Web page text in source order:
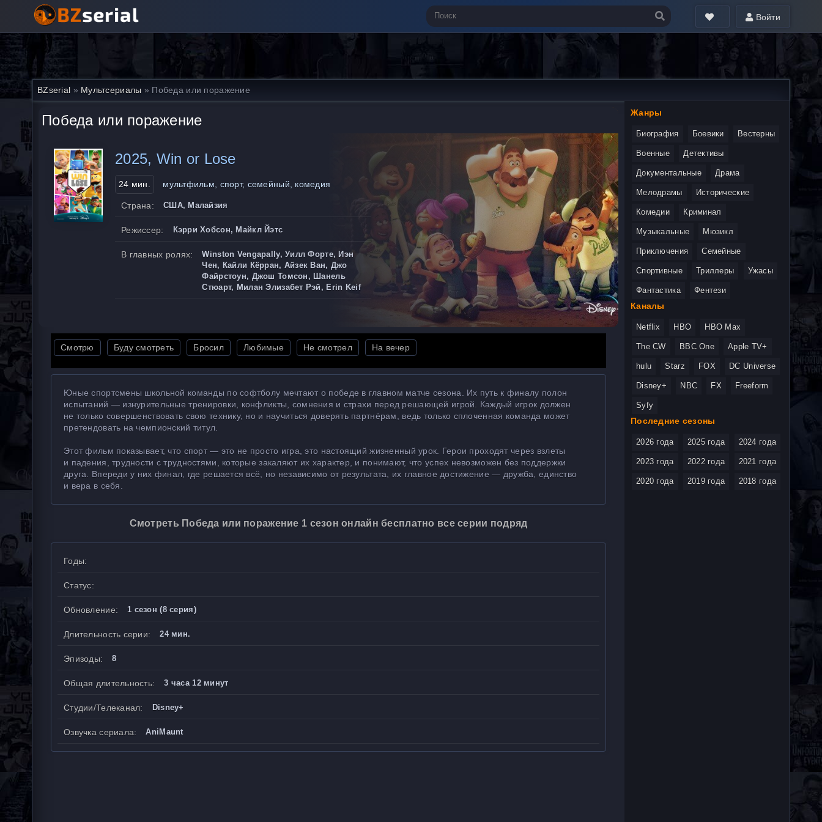
Войти
BZserial » Мультсериалы » Победа или поражение
Победа или поражение
2025, Win or Lose
24 мин. мультфильм, спорт, семейный, комедия
Страна: США, Малайзия
Режиссер: Кэрри Хобсон, Майкл Йэтс
В главных ролях:
Winston Vengapally, Уилл Форте, Иэн
Чен, Кайли Кёрран, Айзек Ван, Джо
Файрстоун, Джош Томсон, Шанель
Стюарт, Милан Элизабет Рэй, Erin Keif
Смотрю Буду смотреть Бросил Любимые Не смотрел На вечер
Юные спортсмены школьной команды по софтболу мечтают о победе в главном матче сезона. Их путь к финалу полон
испытаний — изнурительные тренировки, конфликты, сомнения и страхи перед решающей игрой. Каждый игрок должен
не только совершенствовать свою технику, но и научиться доверять партнёрам, ведь только сплоченная команда может
претендовать на чемпионский титул.
Этот фильм показывает, что спорт — это не просто игра, это настоящий жизненный урок. Герои проходят через взлеты
и падения, трудности с трудностями, которые закаляют их характер, и понимают, что успех невозможен без поддержки
друга. Впереди у них финал, где решается всё, но независимо от результата, их главное достижение — дружба, единство
и вера в себя.
Смотреть Победа или поражение 1 сезон онлайн бесплатно все серии подряд
Годы:
Статус:
Обновление: 1 сезон (8 серия)
Длительность серии: 24 мин.
Эпизоды: 8
Общая длительность: 3 часа 12 минут
Студии/Телеканал: Disney+
Озвучка сериала: AniMaunt
Жанры
Биография Боевики Вестерны
Военные Детективы
Документальные Драма
Мелодрамы Исторические
Комедии Криминал
Музыкальные Мюзикл
Приключения Семейные
Спортивные Триллеры Ужасы
Фантастика Фентези
Каналы
Netflix HBO HBO Max
The CW BBC One Apple TV+
hulu Starz FOX DC Universe
Disney+ NBC FX Freeform
Syfy
Последние сезоны
2026 года 2025 года 2024 года
2023 года 2022 года 2021 года
2020 года 2019 года 2018 года